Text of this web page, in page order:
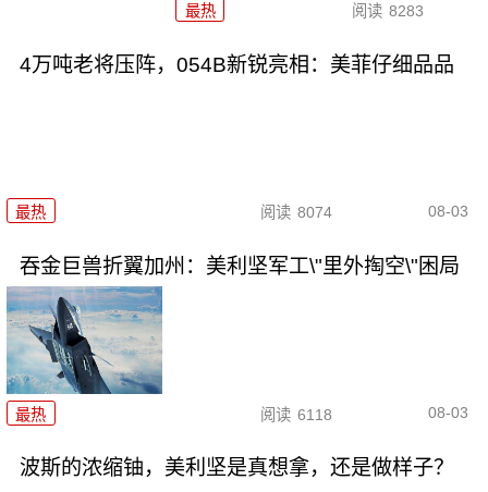
最热 阅读 8283
4万吨老将压阵，054B新锐亮相：美菲仔细品品
最热 阅读 8074 08-03
吞金巨兽折翼加州：美利坚军工\"里外掏空\"困局
最热 阅读 6118 08-03
波斯的浓缩铀，美利坚是真想拿，还是做样子？